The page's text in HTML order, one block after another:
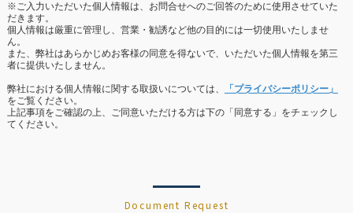
※ご入力いただいた個人情報は、お問合せへのご回答のために使用させていた
だきます。
個人情報は厳重に管理し、営業・勧誘など他の目的には一切使用いたしませ
ん。
また、弊社はあらかじめお客様の同意を得ないで、いただいた個人情報を第三
者に提供いたしません。
弊社における個人情報に関する取扱いについては、
「プライバシーポリシー」
をご覧ください。
上記事項をご確認の上、ご同意いただける方は下の「同意する」をチェックし
てください。
Document Request